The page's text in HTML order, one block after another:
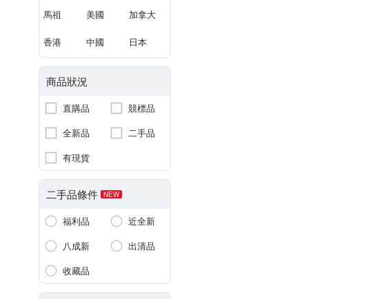
馬祖 美國 加拿大
香港 中國 日本
商品狀況
直購品
競標品
全新品
二手品
有現貨
二手品條件 NEW
福利品
近全新
八成新
出清品
收藏品